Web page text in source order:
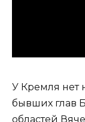
У Кремля нет
бывших глав
областей